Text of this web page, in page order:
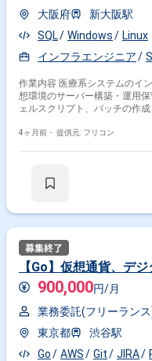
大阪府
新大阪駅
SQL
Windows
Linux
インフラエンジニア
作業内容 医療系システムのイ
想環境のサーバー構築・運用
ェルスクリプト、バッチの作
4ヶ月前・ 提供元: フリコン
【Go】仮想通貨、デ
900,000円/月
業務委託(フリーラン
東京都
渋谷駅
Go
AWS Git JIRA